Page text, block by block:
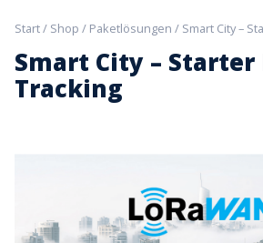
Hersteller,
Start/ Shop / Paketlösungen / Smart City –
Smart City – Starter
Tracking